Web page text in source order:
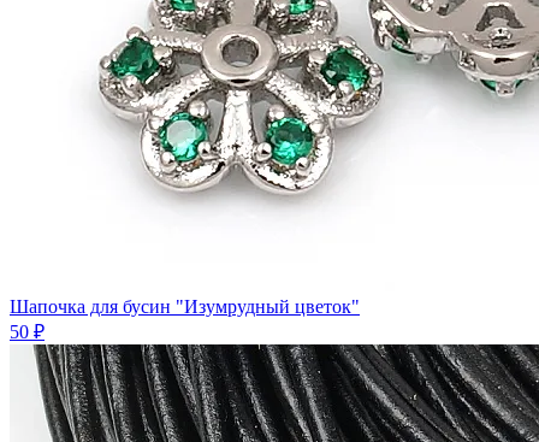
Шапочка для бусин "Изумрудный цветок"
50 ₽